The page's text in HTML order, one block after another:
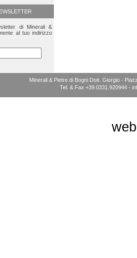
di Minerali &
al tuo indirizzo
Minerali & Pietre di Bogni Dott. Giorgio -
Tel. & Fax +39.0331.920944 -